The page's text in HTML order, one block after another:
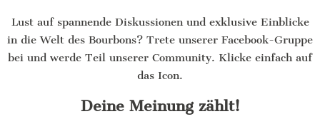
Lust auf spannende Diskussionen und exklusive Einblicke
in die Welt des Bourbons? Trete unserer Facebook-Gruppe
bei und werde Teil unserer Community. Klicke einfach auf
das Icon.
Deine Meinung zählt!